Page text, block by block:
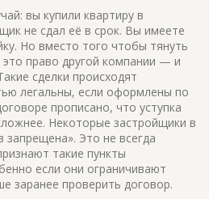
вы купили квартиру в
не сдал её в срок. Вы имеете
Но вместо того чтобы тянуть
право другой компании — и
сделки происходят
легальны, если оформлены по
прописано, что уступка
Некоторые застройщики в
запрещена». Это не всегда
такие пункты
если они ограничивают
заранее проверить договор.